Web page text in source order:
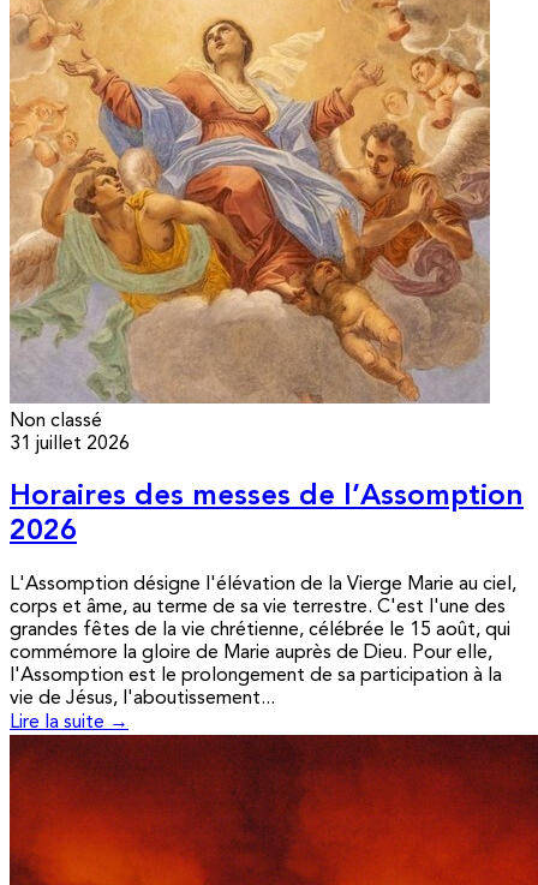
Non classé
31 juillet 2026
Horaires des messes de l’Assomption
2026
L'Assomption désigne l'élévation de la Vierge Marie au ciel,
corps et âme, au terme de sa vie terrestre. C'est l'une des
grandes fêtes de la vie chrétienne, célébrée le 15 août, qui
commémore la gloire de Marie auprès de Dieu. Pour elle,
l'Assomption est le prolongement de sa participation à la
vie de Jésus, l'aboutissement...
Lire la suite →